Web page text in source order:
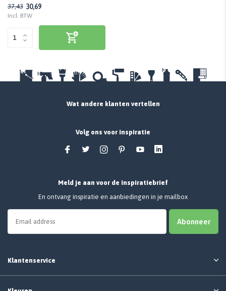
37,43 30,69
Incl. BTW
Wat andere klanten vertellen
Volg ons voor inspiratie
Meld je aan voor de inspiratiebrief
En ontvang inspiratie en aanbiedingen in je mailbox
Abonneer
Klantenservice